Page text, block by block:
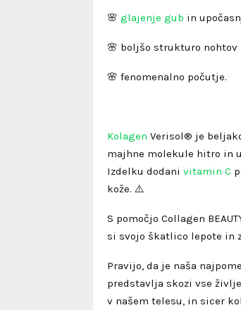
🌸 glajenje gub in
🌸 boljšo strukturo
🌸 fenomenalno počutje.
Kolagen Verisol® je
majhne molekule hitro in
Izdelku dodani vitamin C
kože. ⚠️
S pomočjo Collagen
si svojo škatlico lepote in
Pravijo, da je naša
predstavlja skozi vse
v našem telesu, in sicer